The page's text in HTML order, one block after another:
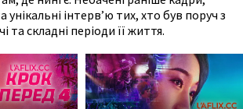
унікальні інтерв’ю тих, хто був поруч з
та складні періоди її життя.